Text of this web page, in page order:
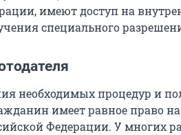
имеют доступ на
специального
необходимых процедур и
имеет равное право на
Федерации. У многих